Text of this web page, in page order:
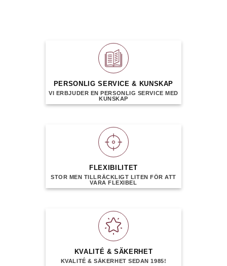
PERSONLIG SERVICE & KUNSKAP
VI ERBJUDER EN PERSONLIG SERVICE MED
KUNSKAP
FLEXIBILITET
STOR MEN TILLRÄCKLIGT LITEN FÖR ATT
VARA FLEXIBEL
KVALITÉ & SÄKERHET
KVALITÉ & SÄKERHET SEDAN 1985!